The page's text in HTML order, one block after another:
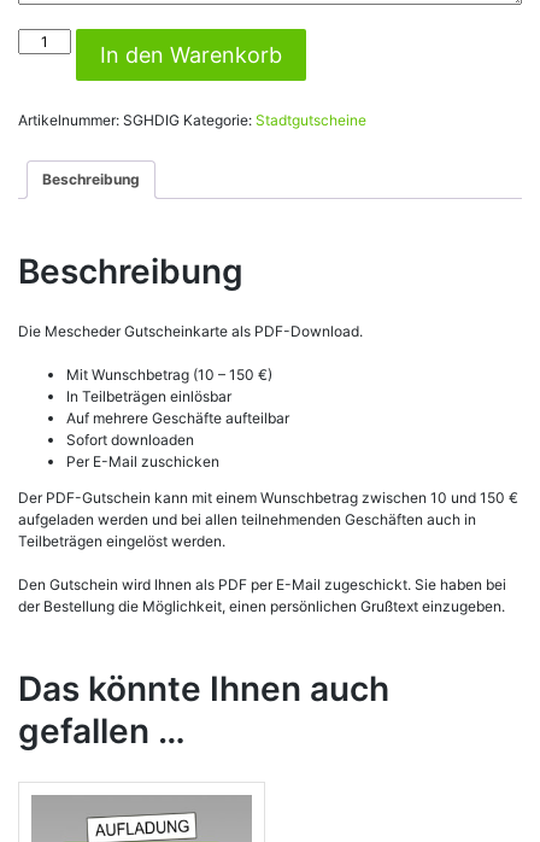
Mescheder
Gutscheinkarte
Download
In den Warenkorb
Artikelnummer: SGHDIG Kategorie: Stadtgutscheine
Beschreibung
Beschreibung
Die Mescheder Gutscheinkarte als PDF-Download.
Mit Wunschbetrag (10 – 150 €)
In Teilbeträgen einlösbar
Auf mehrere Geschäfte aufteilbar
Sofort downloaden
Per E-Mail zuschicken
Der PDF-Gutschein kann mit einem Wunschbetrag zwischen 10 und 150 €
aufgeladen werden und bei allen teilnehmenden Geschäften auch in
Teilbeträgen eingelöst werden.
Den Gutschein wird Ihnen als PDF per E-Mail zugeschickt. Sie haben bei
der Bestellung die Möglichkeit, einen persönlichen Grußtext einzugeben.
Das könnte Ihnen auch
gefallen …